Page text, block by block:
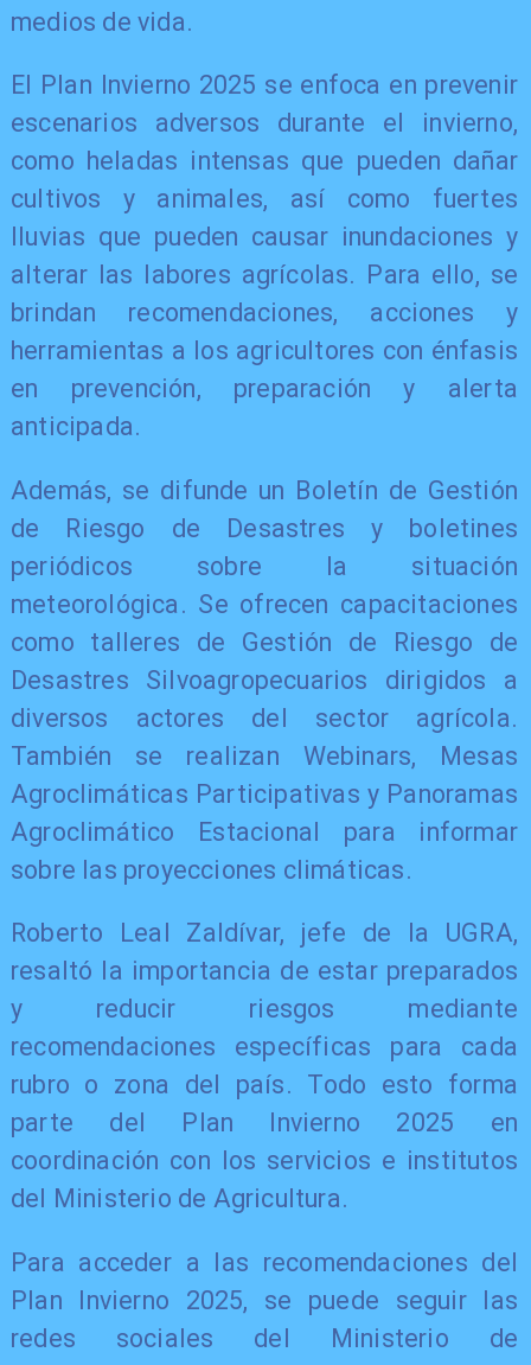
medios de vida.
El Plan Invierno 2025 se enfoca en prevenir
escenarios adversos durante el invierno,
como heladas intensas que pueden dañar
cultivos y animales, así como fuertes
lluvias que pueden causar inundaciones y
alterar las labores agrícolas. Para ello, se
brindan recomendaciones, acciones y
herramientas a los agricultores con énfasis
en prevención, preparación y alerta
anticipada.
Además, se difunde un Boletín de Gestión
de Riesgo de Desastres y boletines
periódicos sobre la situación
meteorológica. Se ofrecen capacitaciones
como talleres de Gestión de Riesgo de
Desastres Silvoagropecuarios dirigidos a
diversos actores del sector agrícola.
También se realizan Webinars, Mesas
Agroclimáticas Participativas y Panoramas
Agroclimático Estacional para informar
sobre las proyecciones climáticas.
Roberto Leal Zaldívar, jefe de la UGRA,
resaltó la importancia de estar preparados
y reducir riesgos mediante
recomendaciones específicas para cada
rubro o zona del país. Todo esto forma
parte del Plan Invierno 2025 en
coordinación con los servicios e institutos
del Ministerio de Agricultura.
Para acceder a las recomendaciones del
Plan Invierno 2025, se puede seguir las
redes sociales del Ministerio de